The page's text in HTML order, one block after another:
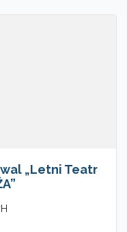
„Letni Teatr